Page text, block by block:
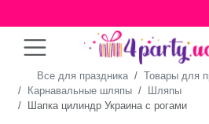
Все для праздника
Товары для
Карнавальные шляпы
Шляпы
Шапка цилиндр Украина с рогами